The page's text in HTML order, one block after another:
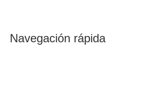
Navegación rápida